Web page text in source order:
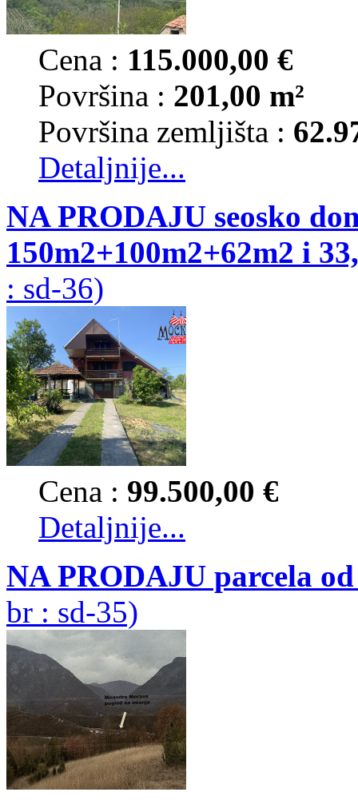
Cena : 115.000,00 €
Površina : 201,00 m²
Površina zemljišta :
Detaljnije...
NA PRODAJU seosko
150m2+100m2+62m2 i
: sd-36)
Cena : 99.500,00 €
Detaljnije...
NA PRODAJU parcela
br : sd-35)